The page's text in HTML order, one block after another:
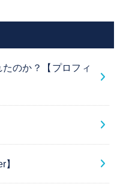
のか？【プロフィ